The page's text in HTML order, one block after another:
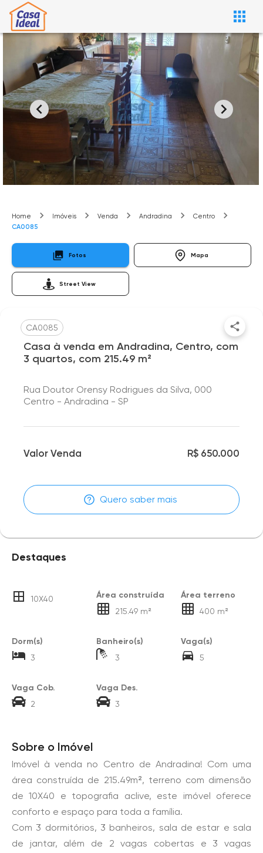
Home Imóveis Venda Andradina
Centro
CA0085
Fotos Mapa
Street View
CA0085
Casa à venda em Andradina, Centro, com
3 quartos, com 215.49 m²
Rua Doutor Orensy Rodrigues da Silva, 000
Centro - Andradina - SP
Valor Venda R$ 650.000
Quero saber mais
Destaques
10X40 Área construída
215.49 m²
Área terreno
400 m²
Dorm(s)
3
Banheiro(s)
3
Vaga(s)
5
Vaga Cob.
2
Vaga Des.
3
Sobre o Imóvel
Imóvel à venda no Centro de Andradina! Com uma
área construída de 215.49m², terreno com dimensão
de 10X40 e topografia aclive, este imóvel oferece
conforto e espaço para toda a família.
Com 3 dormitórios, 3 banheiros, sala de estar e sala
de jantar, além de 2 vagas cobertas e 3 vagas